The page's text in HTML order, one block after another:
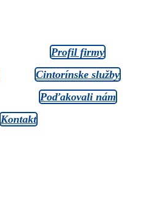
Profil firmy
Cintorínske služby
Poďakovali nám
Kontakt